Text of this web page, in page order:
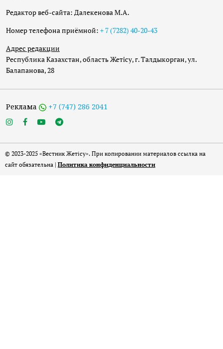
Редактор веб-сайта: Далекенова М.А.
Номер телефона приёмной: + 7 (7282) 40-20-43
Адрес редакции
Республика Казахстан, область Жетісу, г. Талдыкорган, ул.
Балапанова, 28
Реклама +7 (747) 286 2041
© 2023-2025 «Вестник Жетісу». При копировании материалов ссылка на
сайт обязательна | Политика конфиденциальности